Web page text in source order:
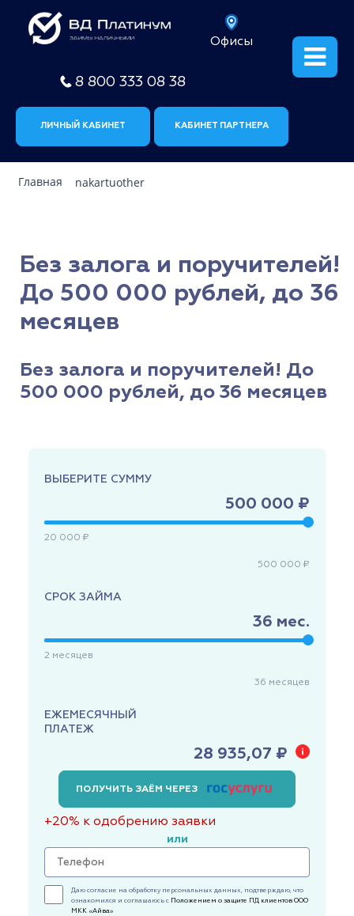
Офисы
8 800 333 08 38
ЛИЧНЫЙ КАБИНЕТ КАБИНЕТ ПАРТНЕРА
Главная nakartuother
Без залога и поручителей!
До 500 000 рублей, до 36
месяцев
Без залога и поручителей! До
500 000 рублей, до 36 месяцев
ВЫБЕРИТЕ СУММУ
500 000 ₽
20 000 ₽
500 000 ₽
СРОК ЗАЙМА
36 мес.
2 месяцев
36 месяцев
ЕЖЕМЕСЯЧНЫЙ
ПЛАТЕЖ
28 935,07 ₽
ПОЛУЧИТЬ ЗАЁМ ЧЕРЕЗ
+20% к одобрению заявки
или
Даю согласие на обработку персональных данных, подтверждаю, что
ознакомился и соглашаюсь с Положением о защите ПД клиентов ООО
МКК «Айва»